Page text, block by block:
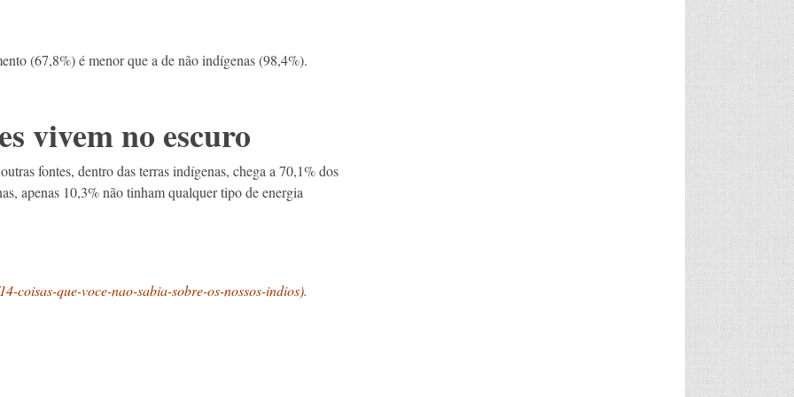
(67,8%) é menor que a de não indígenas (98,4%).
vivem no escuro
fontes, dentro das terras indígenas, chega a 70,1% dos
apenas 10,3% não tinham qualquer tipo de energia
coisas-que-voce-nao-sabia-sobre-os-nossos-indios).